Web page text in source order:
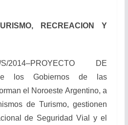
RECREACION Y
2014–PROYECTO DE
los Gobiernos de las
el Noroeste Argentino, a
de Turismo, gestionen
de Seguridad Vial y el